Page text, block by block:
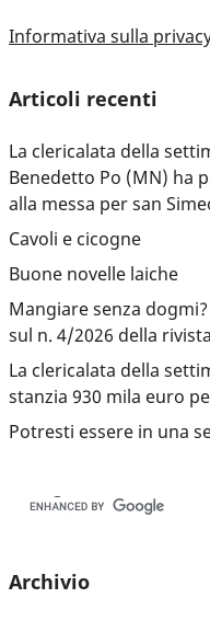
Informativa sulla
Articoli recenti
La clericalata della
Benedetto Po (MN) ha
alla messa per san
Cavoli e cicogne
Buone novelle laiche
Mangiare senza
sul n. 4/2026 della
La clericalata della
stanzia 930 mila euro
Potresti essere in una
Archivio